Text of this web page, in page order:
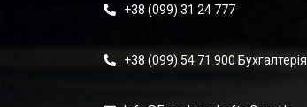
+38 (099) 31 24 777
+38 (099) 54 71 900 Бухгалтерія